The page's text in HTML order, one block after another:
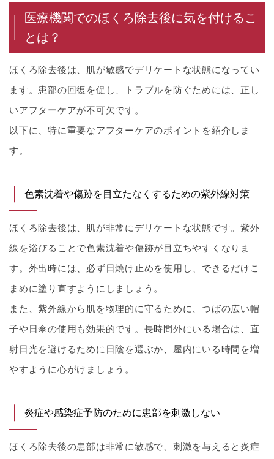
医療機関でのほくろ除去後に気を付けるこ
とは？
ほくろ除去後は、肌が敏感でデリケートな状態になってい
ます。患部の回復を促し、トラブルを防ぐためには、正し
いアフターケアが不可欠です。
以下に、特に重要なアフターケアのポイントを紹介しま
す。
色素沈着や傷跡を目立たなくするための紫外線対策
ほくろ除去後は、肌が非常にデリケートな状態です。紫外
線を浴びることで色素沈着や傷跡が目立ちやすくなりま
す。外出時には、必ず日焼け止めを使用し、できるだけこ
まめに塗り直すようにしましょう。
また、紫外線から肌を物理的に守るために、つばの広い帽
子や日傘の使用も効果的です。長時間外にいる場合は、直
射日光を避けるために日陰を選ぶか、屋内にいる時間を増
やすように心がけましょう。
炎症や感染症予防のために患部を刺激しない
ほくろ除去後の患部は非常に敏感で、刺激を与えると炎症